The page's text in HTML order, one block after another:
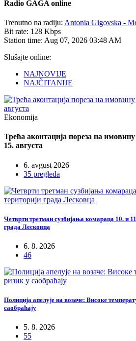
Radio GAGA online
Trenutno na radiju: Antonia Gigovska -
Bit rate: 128 Kbps
Station time: Aug 07, 2026 03:48 AM
Slušajte online:
NAJNOVIJE
NAJČITANIJE
Ekonomija
Трећа аконтација пореза на
15. августа
6. avgust 2026
35 pregleda
Четврти третман сузбијања комараца 10. и
града Лесковца
6. 8. 2026
46
Полиција апелује на возаче: Високе
саобраћају
5. 8. 2026
55